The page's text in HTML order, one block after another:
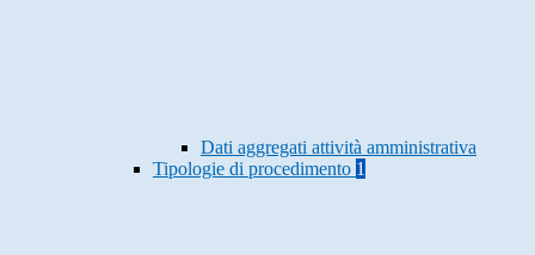
Dati aggregati attività amministrativa
Tipologie di procedimento 1